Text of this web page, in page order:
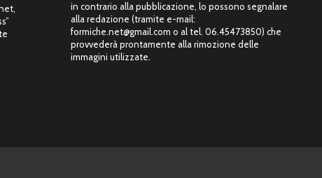
in contrario alla pubblicazione, lo possono segnalare
alla redazione (tramite e-mail:
formiche.net@gmail.com o al tel. 06.45473850) che
provvederà prontamente alla rimozione delle
immagini utilizzate.